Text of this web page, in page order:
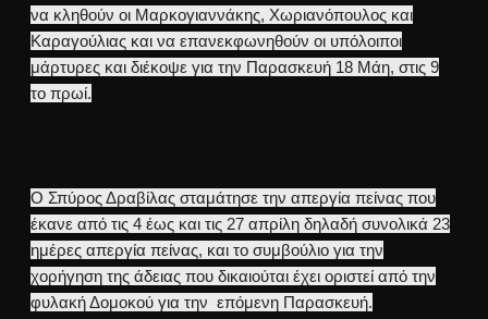
να κληθούν οι Μαρκογιαννάκης, Χωριανόπουλος και
Καραγούλιας και να επανεκφωνηθούν οι υπόλοιποι
μάρτυρες και διέκοψε για την Παρασκευή 18 Μάη, στις 9
το πρωί.
O Σπύρος Δραβίλας σταμάτησε την απεργία πείνας που
έκανε από τις 4 έως και τις 27 απρίλη δηλαδή συνολικά 23
ημέρες απεργία πείνας, και το συμβούλιο για την
χορήγηση της άδειας που δικαιούται έχει οριστεί από την
φυλακή Δομοκού για την επόμενη Παρασκευή.